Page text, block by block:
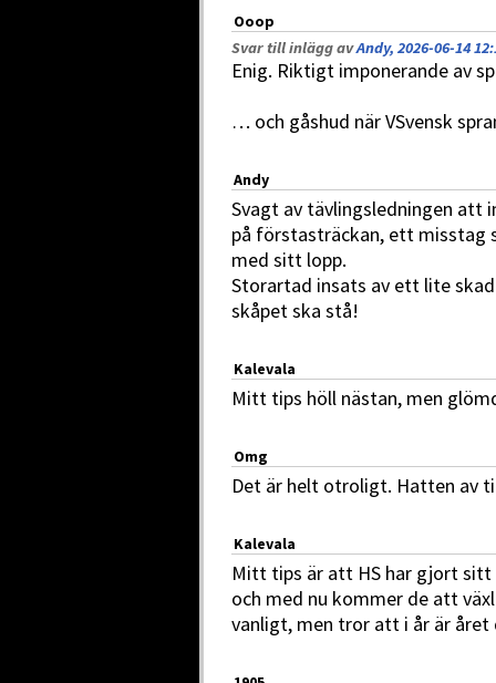
Ooop
Svar till inlägg avAndy, 2026-06-14
Enig. Riktigt imponerande av
… och gåshud när VSvensk
Andy
Svagt av tävlingsledningen att
på förstasträckan, ett misstag
med sitt lopp.
Storartad insats av ett lite
skåpet ska stå!
Kalevala
Mitt tips höll nästan, men
Omg
Det är helt otroligt. Hatten av
Kalevala
Mitt tips är att HS har gjort
och med nu kommer de att
vanligt, men tror att i år är året